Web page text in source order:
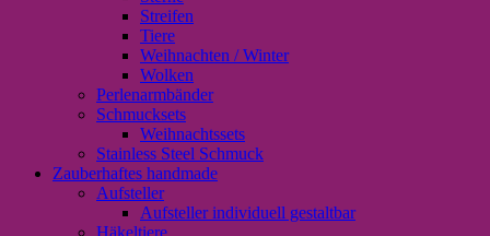
Streifen
Tiere
Weihnachten / Winter
Wolken
Perlenarmbänder
Schmucksets
Weihnachtssets
Stainless Steel Schmuck
Zauberhaftes handmade
Aufsteller
Aufsteller individuell gestaltbar